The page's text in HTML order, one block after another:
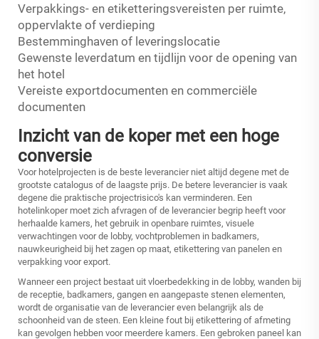
Verpakkings- en etiketteringsvereisten per ruimte,
oppervlakte of verdieping
Bestemminghaven of leveringslocatie
Gewenste leverdatum en tijdlijn voor de opening van
het hotel
Vereiste exportdocumenten en commerciële
documenten
Inzicht van de koper met een hoge
conversie
Voor hotelprojecten is de beste leverancier niet altijd degene met de
grootste catalogus of de laagste prijs. De betere leverancier is vaak
degene die praktische projectrisico's kan verminderen. Een
hotelinkoper moet zich afvragen of de leverancier begrip heeft voor
herhaalde kamers, het gebruik in openbare ruimtes, visuele
verwachtingen voor de lobby, vochtproblemen in badkamers,
nauwkeurigheid bij het zagen op maat, etikettering van panelen en
verpakking voor export.
Wanneer een project bestaat uit vloerbedekking in de lobby, wanden bij
de receptie, badkamers, gangen en aangepaste stenen elementen,
wordt de organisatie van de leverancier even belangrijk als de
schoonheid van de steen. Een kleine fout bij etikettering of afmeting
kan gevolgen hebben voor meerdere kamers. Een gebroken paneel kan